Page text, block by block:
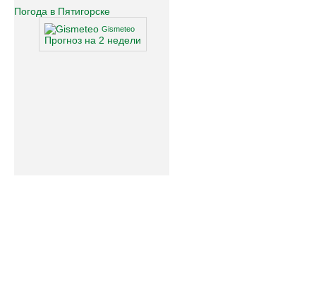
Погода в Пятигорске
Gismeteo
Прогноз на 2 недели